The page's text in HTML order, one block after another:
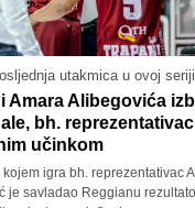
utakmica u ovoj seriji
Amara Alibegovića
bh.
učinkom
igra bh. reprezentativac
je savladao Reggianu